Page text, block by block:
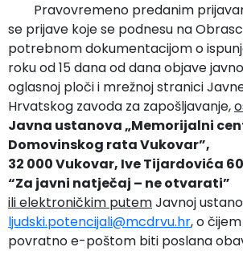
Pravovremeno predanim
se prijave koje se podnesu na
potrebnom dokumentacijom o
roku od 15 dana od dana objave
oglasnoj ploči i mrežnoj stranici
Hrvatskog zavoda za zapošljavanje,
Javna ustanova „Memorijalni
Domovinskog rata Vukovar”,
32 000 Vukovar, Ive Tijardovića
“Za javni natječaj – ne otvarati”
ili elektroničkim putemJavnoj
ljudski.potencijali@mcdrvu.hr, o
povratno e-poštom biti poslana